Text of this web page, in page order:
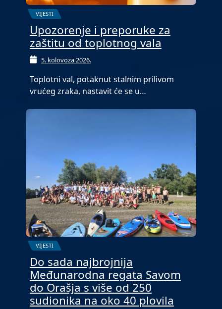
VIJESTI
Upozorenje i preporuke za
zaštitu od toplotnog vala
5. kolovoza 2026.
Toplotni val, potaknut stalnim prilivom
vrućeg zraka, nastavit će se u…
VIJESTI
Do sada najbrojnija
Međunarodna regata Savom
do Orašja s više od 250
sudionika na oko 40 plovila